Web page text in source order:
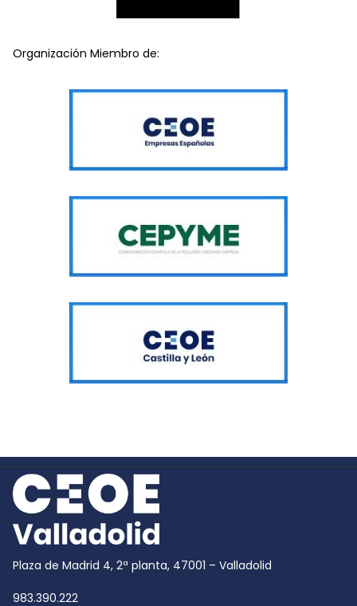
Organización Miembro de:
Plaza de Madrid 4, 2ª planta, 47001 – Valladolid
983.390.222